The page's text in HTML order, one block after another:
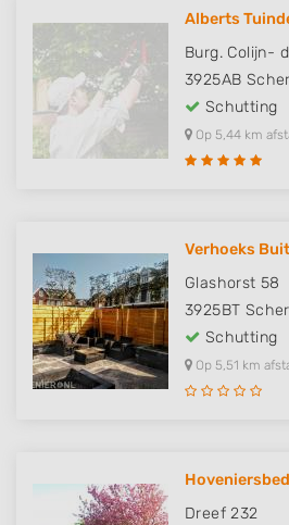
Alberts
Burg. Colijn-
3925AB
Schutting
Op 5,44 km
Verhoeks
Glashorst 58
3925BT
Schutting
Op 5,51 km
Dreef 232